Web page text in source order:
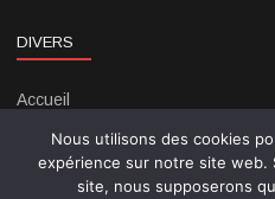
DIVERS
Accueil
Contact
Politique de confidentialité
Nous utilisons des cookies
expérience sur notre site web.
site, nous supposerons